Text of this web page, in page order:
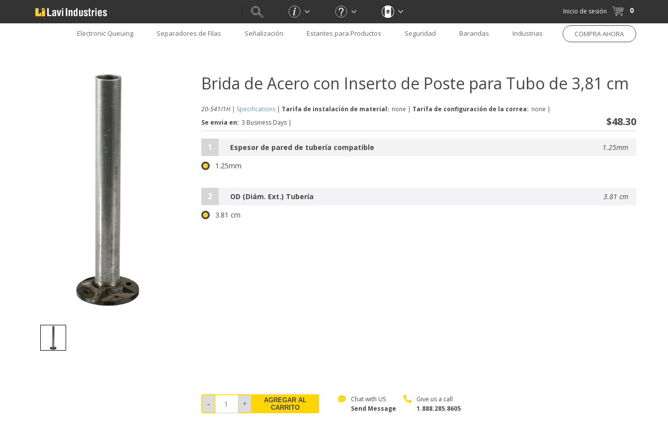
Inicio de sesión 0
Electronic Queuing Separadores de Filas Señalización Estantes para Productos Seguridad Barandas Industrias COMPRA AHORA
Brida de Acero con Inserto de Poste para Tubo de 3,81 cm
20-541/1H | Specifications | Tarifa de instalación de material: none | Tarifa de configuración de la correa: none |
Se envia en: 3 Business Days | $48.30
1 Espesor de pared de tubería compatible
1.25mm
1.25mm
2 OD (Diám. Ext.) Tubería
3.81 cm
3.81 cm
AGREGAR AL
CARRITO
Chat with US
Send Message
Give us a call
1.888.285.8605